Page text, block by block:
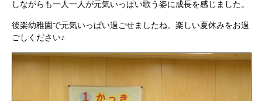
しながらも一人一人が元気いっぱい歌う姿に成長を感じました。
後楽幼稚園で元気いっぱい過ごせましたね。楽しい夏休みをお過
ごしください♪